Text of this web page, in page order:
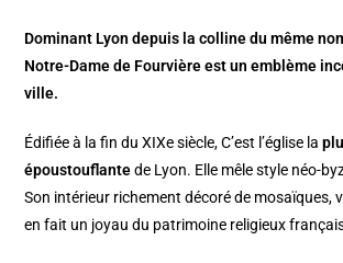
Dominant Lyon depuis la colline du même
Notre-Dame de Fourvière est un emblème
ville.
Édifiée à la fin du XIXe siècle, C’est l’église la
époustouflantede Lyon. Elle mêle style néo-
Son intérieur richement décoré de mosaïques,
en fait un joyau du patrimoine religieux